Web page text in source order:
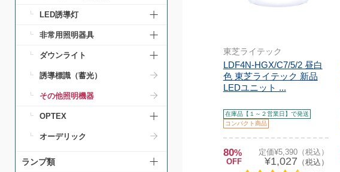
LED誘導灯
非常用照明器具
ダウンライト
誘導標識（蓄光）
その他照明機器
OPTEX
オーデリック
ランプ類
東芝ライテック
LDF4N-HGX/C7/5/2 昼白
色 東芝ライテック 新品
LEDユニット ...
在庫品【１～２営業日】で発送
コンパクト商品
80%
OFF
定価¥5,390（税込）
¥1,027 （税込）